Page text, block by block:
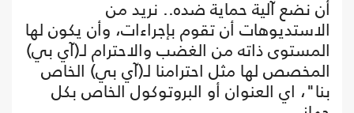
أن نضع آلية حماية ضده.. نريد من
الاستديوهات أن تقوم بإجراءات، وأن يكون لها
المستوى ذاته من الغضب والاحترام لـ(آي بي)
المخصص لها مثل احترامنا لـ(آي بي) الخاص
بنا"، اي العنوان أو البروتوكول الخاص بكل